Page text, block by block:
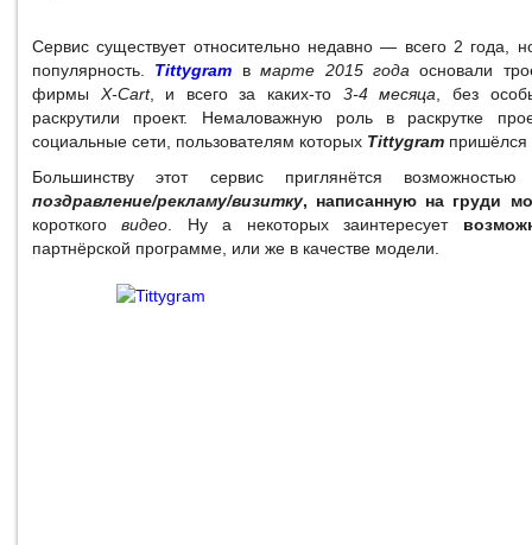
Сервис существует относительно недавно — всего 2 года,
популярность. Tittygram вмарте 2015 года основали
фирмы X-Cart, и всего за каких-то 3-4 месяца , без
раскрутили проект. Немаловажную роль в раскрутке
социальные сети, пользователям которых Tittygram пришёлся
Большинству этот сервис приглянётся
поздравление/рекламу/визитку, написанную на груди
короткоговидео . Ну а некоторых заинтересует
партнёрской программе, или же в качестве модели.